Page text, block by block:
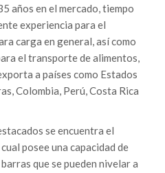
años en el mercado, tiempo
experiencia para el
carga en general, así como
el transporte de alimentos,
a países como Estados
Colombia, Perú, Costa Rica
se encuentra el
posee una capacidad de
que se pueden nivelar a